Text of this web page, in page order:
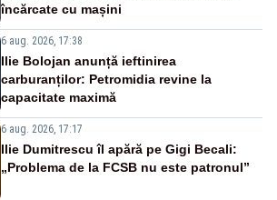
încărcate cu mașini
6 aug. 2026, 17:38
Ilie Bolojan anunță ieftinirea
carburanților: Petromidia revine la
capacitate maximă
6 aug. 2026, 17:17
Ilie Dumitrescu îl apără pe Gigi Becali:
„Problema de la FCSB nu este patronul”